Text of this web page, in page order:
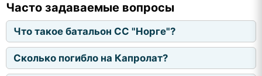
Часто задаваемые вопросы
Что такое батальон СС "Норге"?
Сколько погибло на Капролат?